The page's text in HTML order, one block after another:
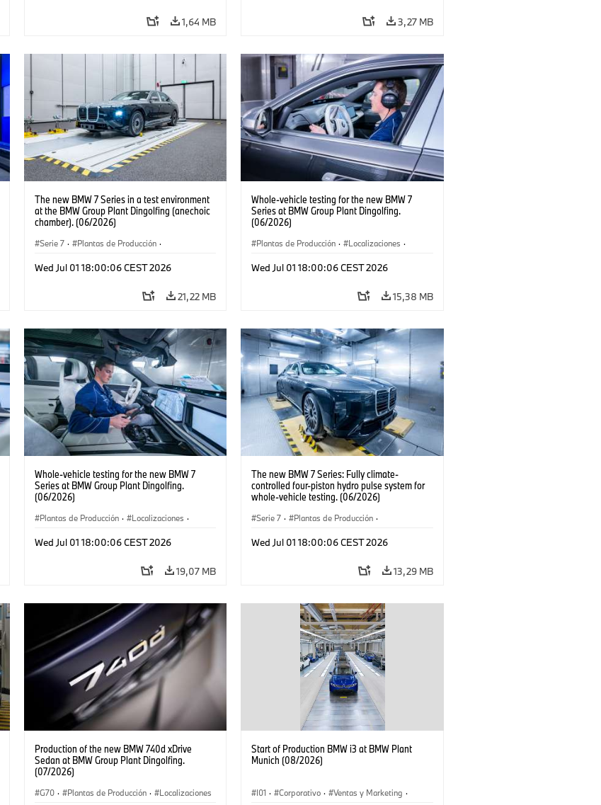
1,64 MB 3,27 MB
The new BMW 7 Series in a test environment
at the BMW Group Plant Dingolfing (anechoic
chamber). (06/2026)
Serie 7 · Plantas de Producción ·
Wed Jul 01 18:00:06 CEST 2026
21,22 MB
Whole-vehicle testing for the new BMW 7
Series at BMW Group Plant Dingolfing.
(06/2026)
Plantas de Producción · Localizaciones ·
Wed Jul 01 18:00:06 CEST 2026
15,38 MB
Whole-vehicle testing for the new BMW 7
Series at BMW Group Plant Dingolfing.
(06/2026)
Plantas de Producción · Localizaciones ·
Wed Jul 01 18:00:06 CEST 2026
19,07 MB
The new BMW 7 Series: Fully climate-
controlled four-piston hydro pulse system for
whole-vehicle testing. (06/2026)
Serie 7 · Plantas de Producción ·
Wed Jul 01 18:00:06 CEST 2026
13,29 MB
Production of the new BMW 740d xDrive
Sedan at BMW Group Plant Dingolfing.
(07/2026)
G70 · Plantas de Producción ·
Localizaciones
Start of Production BMW i3 at BMW Plant
Munich (08/2026)
I01 · Corporativo · Ventas y Marketing ·